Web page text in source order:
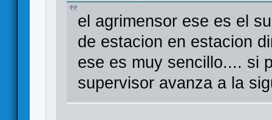
el agrimensor ese es el
de estacion en estacion
ese es muy sencillo.... si
supervisor avanza a la